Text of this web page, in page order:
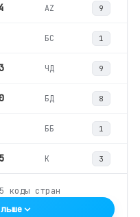
AZ 9
БС 1
ЧД 9
БД 8
ББ 1
К 3
коды стран